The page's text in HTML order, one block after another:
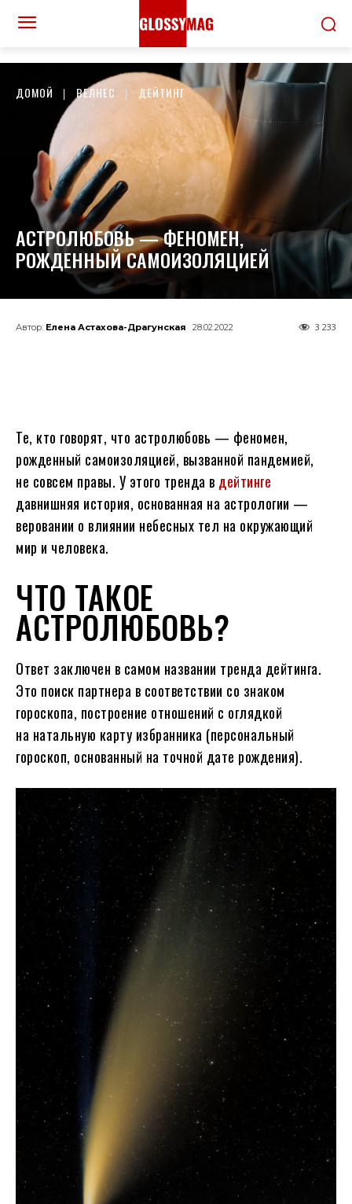
ДОМОЙ ВЕЛНЕС ДЕЙТИНГ
АСТРОЛЮБОВЬ — ФЕНОМЕН,
РОЖДЕННЫЙ САМОИЗОЛЯЦИЕЙ
Автор: Елена Астахова-Драгунская 28.02.2022 3 233
Те, кто говорят, что астролюбовь — феномен,
рожденный самоизоляцией, вызванной пандемией,
не совсем правы. У этого тренда в дейтинге
давнишняя история, основанная на астрологии —
веровании о влиянии небесных тел на окружающий
мир и человека.
ЧТО ТАКОЕ
АСТРОЛЮБОВЬ?
Ответ заключен в самом названии тренда дейтинга.
Это поиск партнера в соответствии со знаком
гороскопа, построение отношений с оглядкой
на натальную карту избранника (персональный
гороскоп, основанный на точной дате рождения).